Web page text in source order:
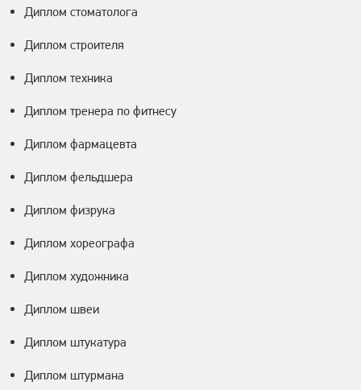
Диплом стоматолога
Диплом строителя
Диплом техника
Диплом тренера по фитнесу
Диплом фармацевта
Диплом фельдшера
Диплом физрука
Диплом хореографа
Диплом художника
Диплом швеи
Диплом штукатура
Диплом штурмана